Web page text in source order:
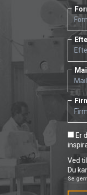
Mail
Er
Ved
Du
Se